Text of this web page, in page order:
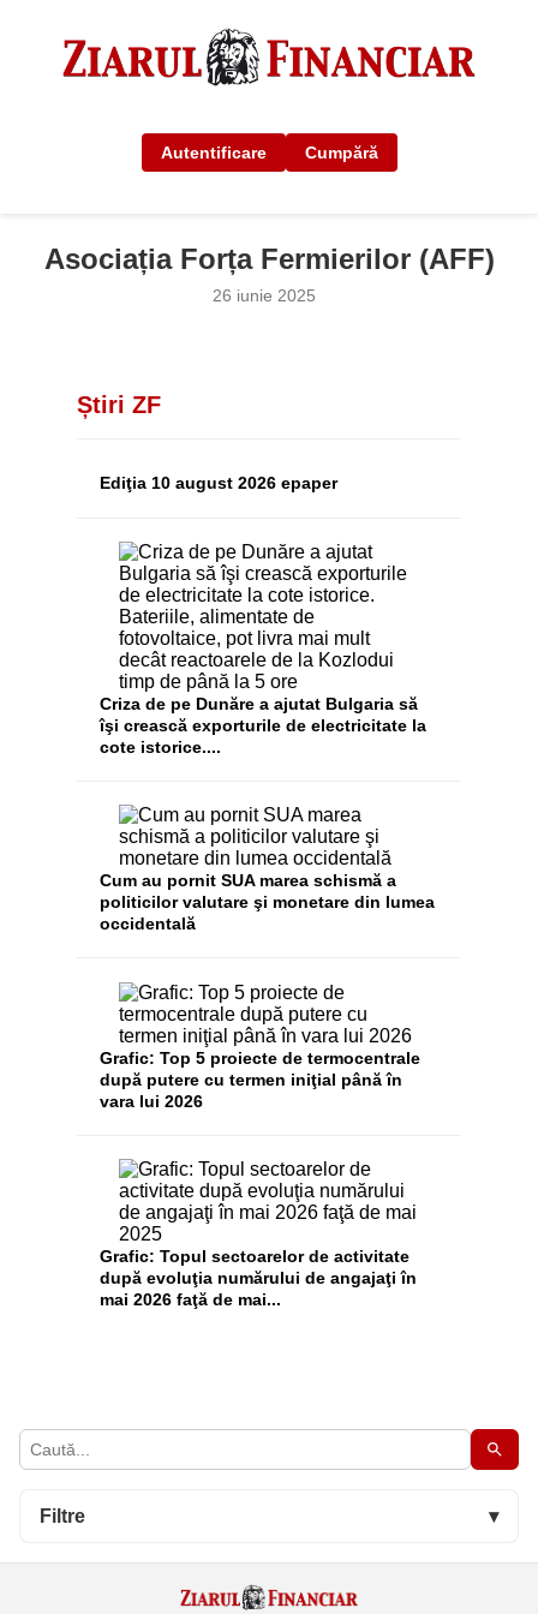
Autentificare Cumpără
Filtre ▾
Asociația Forța Fermierilor (AFF)
26 iunie 2025
Știri ZF
Ediţia 10 august 2026 epaper
Criza de pe Dunăre a ajutat Bulgaria să
îşi crească exporturile de electricitate la
cote istorice....
Cum au pornit SUA marea schismă a
politicilor valutare şi monetare din lumea
occidentală
Grafic: Top 5 proiecte de termocentrale
după putere cu termen iniţial până în
vara lui 2026
Grafic: Topul sectoarelor de activitate
după evoluţia numărului de angajaţi în
mai 2026 faţă de mai...